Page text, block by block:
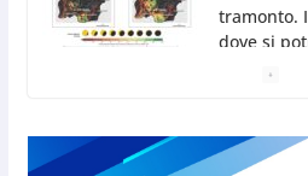
San Marino, stop agli